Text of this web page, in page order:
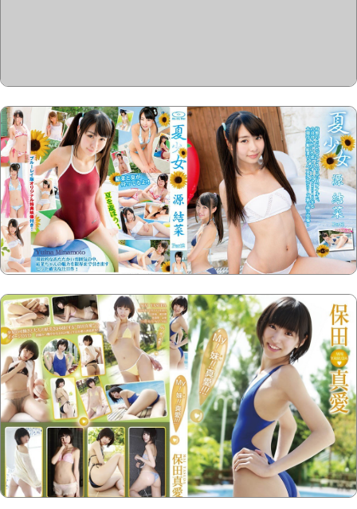
Copyright @2023-202815u15.com